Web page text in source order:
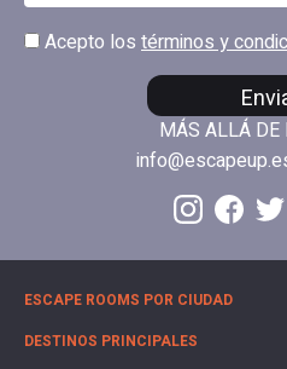
Acepto los términos y
MÁS ALLÁ DE
ESCAPE ROOMS POR CIUDAD
DESTINOS PRINCIPALES